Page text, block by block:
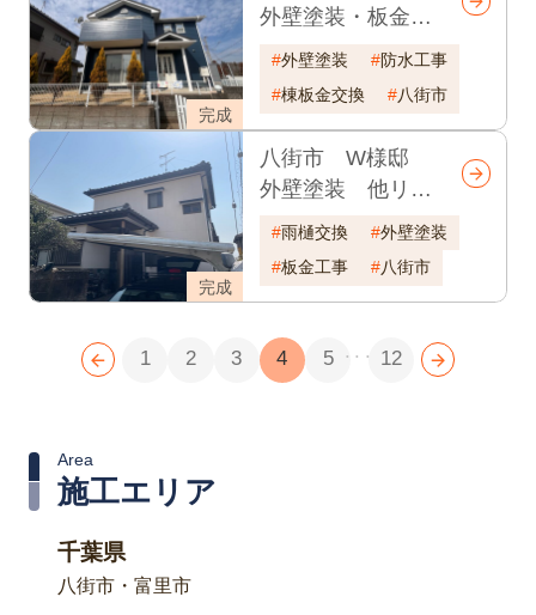
完成
外壁塗装・板金・
防水工事 耐久年
外壁塗装
防水工事
棟板金交換
八街市
完成
八街市 W様邸
外壁塗装 他リフ
ォーム工事
雨樋交換
外壁塗装
板金工事
八街市
1 2 3 4 5 ... 12
施工エリア
Area
千葉県
八街市・富里市